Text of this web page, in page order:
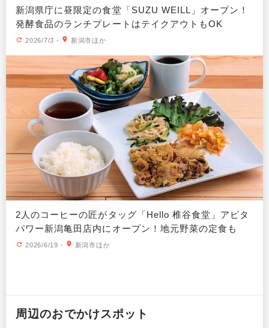
新潟県庁に昼限定の食堂「SUZU WEILL」オープン！
発酵食品のランチプレートはテイクアウトもOK
2026/7/3 ・ 新潟市ほか
2人のコーヒーの匠がタッグ「Hello 椎谷食堂」アピタ
パワー新潟亀田店内にオープン！地元野菜の定食も
2026/6/19 ・ 新潟市ほか
周辺のおでかけスポット